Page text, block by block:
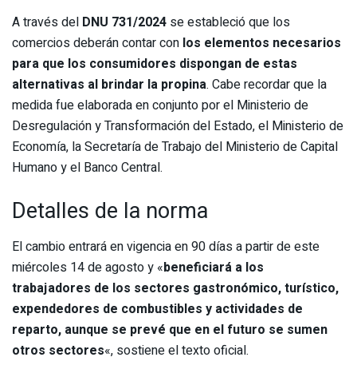
A través del DNU 731/2024 se estableció que los
comercios deberán contar con los elementos necesarios
para que los consumidores dispongan de estas
alternativas al brindar la propina. Cabe recordar que la
medida fue elaborada en conjunto por el Ministerio de
Desregulación y Transformación del Estado, el Ministerio de
Economía, la Secretaría de Trabajo del Ministerio de Capital
Humano y el Banco Central.
Detalles de la norma
El cambio entrará en vigencia en 90 días a partir de este
miércoles 14 de agosto y «beneficiará a los
trabajadores de los sectores gastronómico, turístico,
expendedores de combustibles y actividades de
reparto, aunque se prevé que en el futuro se sumen
otros sectores«, sostiene el texto oficial.